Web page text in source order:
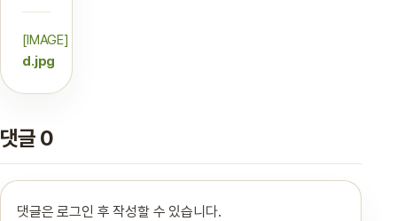
[IMAGE]
d.jpg
댓글 0
댓글은 로그인 후 작성할 수 있습니다.